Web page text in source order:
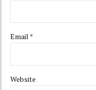
Email *
Website